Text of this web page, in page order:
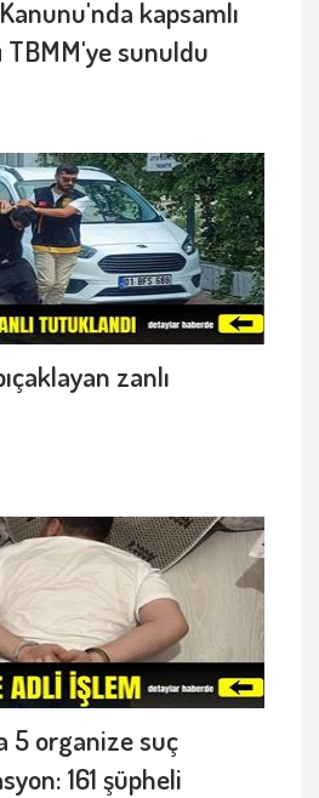
kapsamlı
sunuldu
zanlı
5 organize suç
161 şüpheli